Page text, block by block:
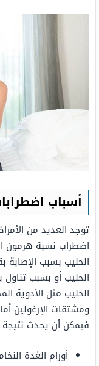
أسباب
توجد العديد من
اضطراب نسبة
الحليب بسبب الإصابة
الحليب أو بسبب تناول
الحليب مثل الأدوية
ومشتقات الإرغولين
فيمكن أن يحدث
أورام الغدة